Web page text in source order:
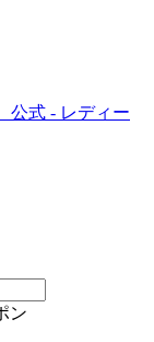
公式 - レディー
ン